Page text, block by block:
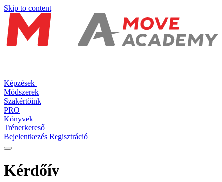
Skip to content
Képzések
Módszerek
Szakértőink
PRO
Könyvek
Trénerkereső
Bejelentkezés Regisztráció
Kérdőív